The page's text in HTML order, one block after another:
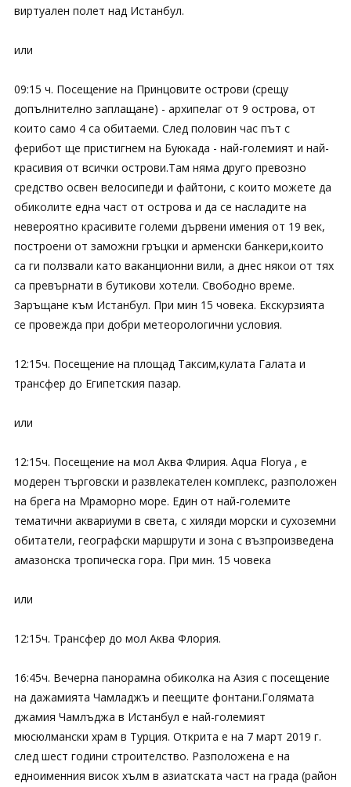
виртуален полет над Истанбул.
или
09:15 ч. Посещение на Принцовите острови (срещу
допълнително заплащане) - архипелаг от 9 острова, от
които само 4 са обитаеми. След половин час път с
ферибот ще пристигнем на Буюкада - най-големият и най-
красивия от всички острови.Там няма друго превозно
средство освен велосипеди и файтони, с които можете да
обиколите една част от острова и да се насладите на
невероятно красивите големи дървени имения от 19 век,
построени от заможни гръцки и арменски банкери,които
са ги ползвали като ваканционни вили, а днес някои от тях
са превърнати в бутикови хотели. Свободно време.
Заръщане към Истанбул. При мин 15 човека. Екскурзията
се провежда при добри метеорологични условия.
12:15ч. Посещение на площад Таксим,кулата Галата и
трансфер до Египетския пазар.
или
12:15ч. Посещение на мол Аква Флирия. Aqua Florya , е
модерен търговски и развлекателен комплекс, разположен
на брега на Мраморно море. Един от най-големите
тематични аквариуми в света, с хиляди морски и сухоземни
обитатели, географски маршрути и зона с възпроизведена
амазонска тропическа гора. При мин. 15 човека
или
12:15ч. Трансфер до мол Аква Флория.
16:45ч. Вечерна панорамна обиколка на Азия с посещение
на дажамията Чамладжъ и пеещите фонтани.Голямата
джамия Чамлъджа в Истанбул е най-големият
мюсюлмански храм в Турция. Открита е на 7 март 2019 г.
след шест години строителство. Разположена е на
едноименния висок хълм в азиатската част на града (район